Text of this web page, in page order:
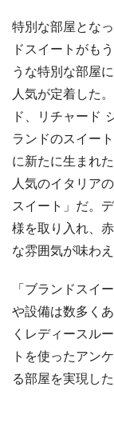
特別な部屋とな
ドスイートがも
うな特別な部屋
人気が定着した
ド、リチャード
ランドのスイー
に新たに生まれ
人気のイタリア
スイート」だ。
様を取り入れ、
な雰囲気が味わ
「ブランドスイ
や設備は数多く
くレディースル
トを使ったアン
る部屋を実現した